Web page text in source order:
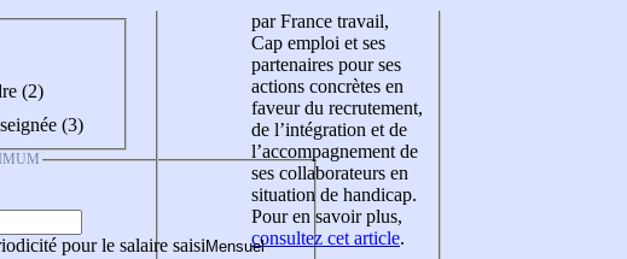
(2)
(3)
pour le salaire saisi
par France travail,
Cap emploi et ses
partenaires pour ses
actions concrètes en
faveur du recrutement,
de l’intégration et de
l’accompagnement de
ses collaborateurs en
situation de handicap.
Pour en savoir plus,
consultez cet article.